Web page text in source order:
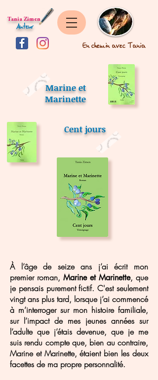
Auteur
Tania Zimen
En chemin avec Tania
Marine et
Marinette
Cent jours
À l’âge de seize ans j’ai écrit mon
premier roman, Marine et Marinette, que
je pensais purement fictif. C'est seulement
vingt ans plus tard, lorsque j’ai commencé
à m’interroger sur mon histoire familiale,
sur l’impact de mes jeunes années sur
l’adulte que j’étais devenue, que je me
suis rendu compte que, bien au contraire,
Marine et Marinette, étaient bien les deux
facettes de ma propre personnalité.